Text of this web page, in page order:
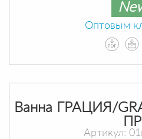
Оптовым
Ванна ГРАЦИЯ/
ПР
Артикул: